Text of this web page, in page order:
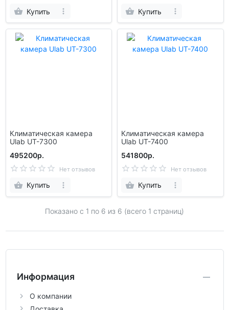
Купить Купить
Климатическая камера
Ulab UT-7300
495200р.
Нет отзывов
Купить
Климатическая камера
Ulab UT-7400
541800р.
Нет отзывов
Купить
Показано с 1 по 6 из 6 (всего 1 страниц)
Информация
О компании